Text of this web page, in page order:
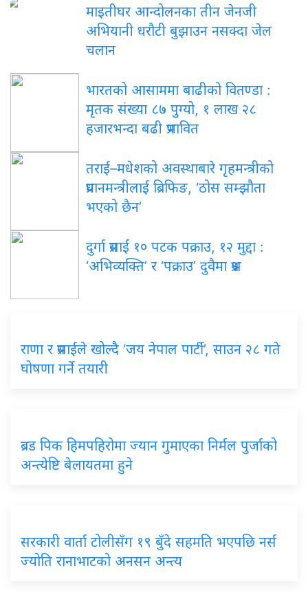
माइतीघर आन्दोलनका तीन जेनजी
अभियानी धरौटी बुझाउन नसक्दा जेल
चलान
भारतको आसाममा बाढीको वितण्डा :
मृतक संख्या ८७ पुग्यो, १ लाख २८
हजारभन्दा बढी प्रभावित
तराई–मधेशको अवस्थाबारे गृहमन्त्रीको
प्रधानमन्त्रीलाई ब्रिफिङ, ‘ठोस सम्झौता
भएको छैन’
दुर्गा प्रसाईं १० पटक पक्राउ, १२ मुद्दा :
‘अभिव्यक्ति’ र ‘पक्राउ’ दुवैमा प्रश्न
राणा र प्रसाईंले खोल्दै ‘जय नेपाल पार्टी’, साउन २८ गते
घोषणा गर्ने तयारी
ब्रड पिक हिमपहिरोमा ज्यान गुमाएका निर्मल पुर्जाको
अन्त्येष्टि बेलायतमा हुने
सरकारी वार्ता टोलीसँग १९ बुँदे सहमति भएपछि नर्स
ज्योति रानाभाटको अनसन अन्त्य